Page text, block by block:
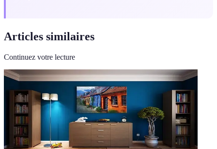
Articles similaires
Continuez votre lecture